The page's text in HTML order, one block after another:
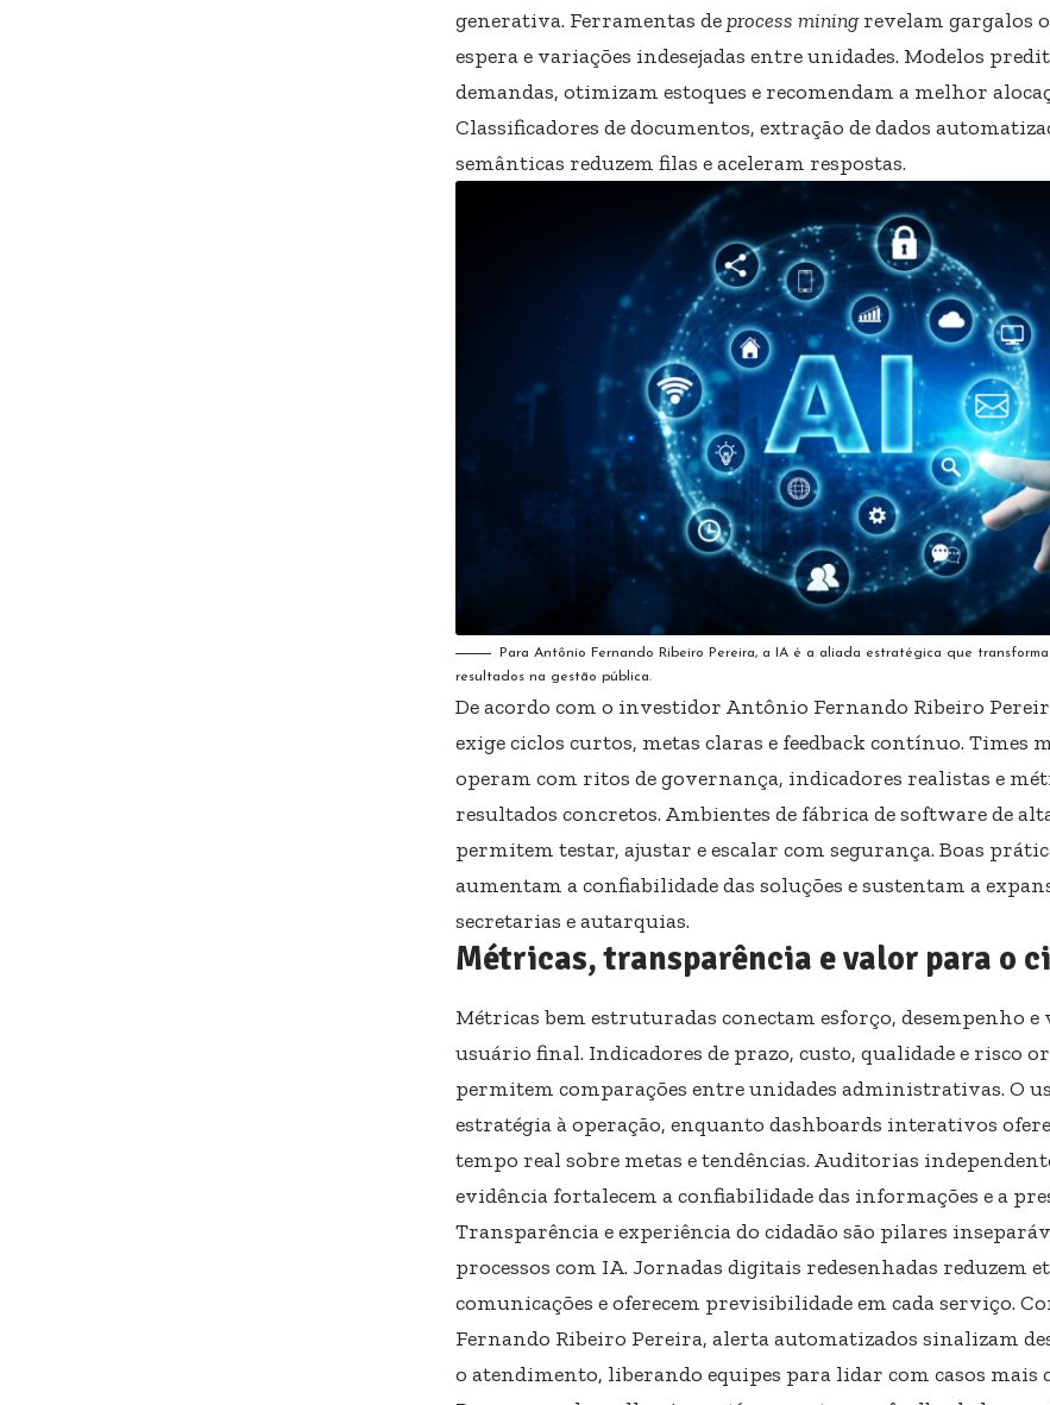
generativa. Ferramentas deprocess miningrevelam gargalos
espera e variações indesejadas entre unidades. Modelos
demandas, otimizam estoques e recomendam a melhor
Classificadores de documentos, extração de dados
semânticas reduzem filas e aceleram respostas.
Para Antônio Fernando Ribeiro Pereira, a IA é a aliada estratégica que
resultados na gestão pública.
De acordo com o investidor Antônio Fernando Ribeiro
exige ciclos curtos, metas claras e feedback contínuo.
operam com ritos de governança, indicadores realistas e
resultados concretos. Ambientes de fábrica de software de
permitem testar, ajustar e escalar com segurança. Boas
aumentam a confiabilidade das soluções e sustentam a
secretarias e autarquias.
Métricas, transparência e valor para o
Métricas bem estruturadas conectam esforço, desempenho
usuário final. Indicadores de prazo, custo, qualidade e risco
permitem comparações entre unidades administrativas. O
estratégia à operação, enquanto dashboards interativos
tempo real sobre metas e tendências. Auditorias
evidência fortalecem a confiabilidade das informações e a
Transparência e experiência do cidadão são pilares
processos com IA. Jornadas digitais redesenhadas reduzem
comunicações e oferecem previsibilidade em cada serviço.
Fernando Ribeiro Pereira, alerta automatizados sinalizam
o atendimento, liberando equipes para lidar com casos mais